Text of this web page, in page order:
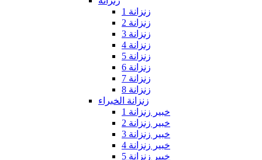
زنزانة 1
زنزانة 2
زنزانة 3
زنزانة 4
زنزانة 5
زنزانة 6
زنزانة 7
زنزانة 8
زنزانة الخبراء
خبير زنزانة 1
خبير زنزانة 2
خبير زنزانة 3
خبير زنزانة 4
خبير زنزانة 5